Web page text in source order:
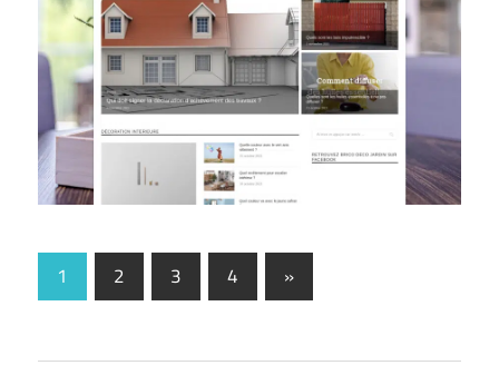
Pagination
1 2 3 4
Next
Posts
»